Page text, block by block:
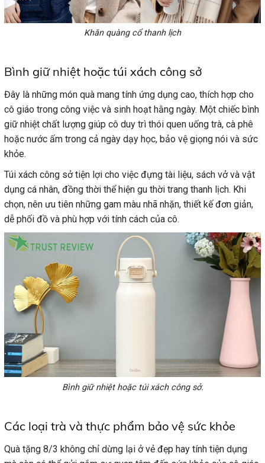
Khăn quàng cổ thanh lịch
Bình giữ nhiệt hoặc túi xách công sở
Đây là những món quà mang tính ứng dụng cao, thích hợp cho
cô giáo trong công việc và sinh hoạt hằng ngày. Một chiếc bình
giữ nhiệt chất lượng giúp cô duy trì thói quen uống trà, cà phê
hoặc nước ấm trong cả ngày dạy học, bảo vệ giọng nói và sức
khỏe.
Túi xách công sở tiện lợi cho việc đựng tài liệu, sách vở và vật
dụng cá nhân, đồng thời thể hiện gu thời trang thanh lịch. Khi
chọn, nên ưu tiên những gam màu nhã nhặn, thiết kế đơn giản,
dễ phối đồ và phù hợp với tính cách của cô.
Bình giữ nhiệt hoặc túi xách công sở.
Các loại trà và thực phẩm bảo vệ sức khỏe
Quà tặng 8/3 không chỉ dừng lại ở vẻ đẹp hay tính tiện dụng